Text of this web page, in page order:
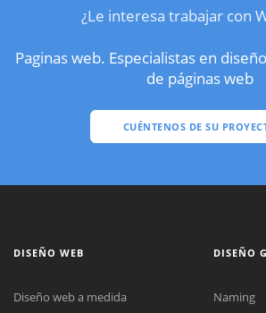
¿Le interesa trabajar con
Paginas web. Especialistas en
de páginas web
CUÉNTENOS DE SU
DISEÑO WEB
Diseño web a medida
DISEÑO
Naming